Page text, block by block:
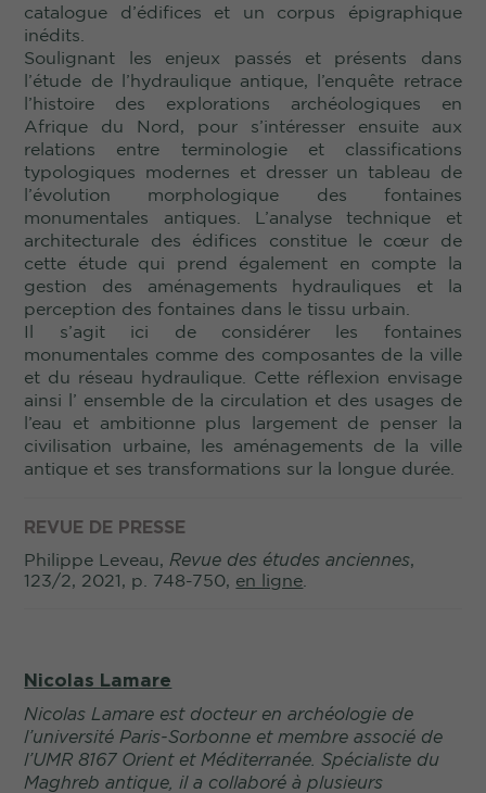
catalogue d’édifices et un corpus épigraphique
inédits.
Soulignant les enjeux passés et présents dans
l’étude de l’hydraulique antique, l’enquête retrace
l’histoire des explorations archéologiques en
Afrique du Nord, pour s’intéresser ensuite aux
relations entre terminologie et classifications
typologiques modernes et dresser un tableau de
l’évolution morphologique des fontaines
monumentales antiques. L’analyse technique et
architecturale des édifices constitue le cœur de
cette étude qui prend également en compte la
gestion des aménagements hydrauliques et la
perception des fontaines dans le tissu urbain.
Il s’agit ici de considérer les fontaines
monumentales comme des composantes de la ville
et du réseau hydraulique. Cette réflexion envisage
ainsi l’ ensemble de la circulation et des usages de
l’eau et ambitionne plus largement de penser la
civilisation urbaine, les aménagements de la ville
antique et ses transformations sur la longue durée.
REVUE DE PRESSE
Philippe Leveau, Revue des études anciennes,
123/2, 2021, p. 748-750, en ligne
Nicolas Lamare
Nicolas Lamare est docteur en archéologie de
l’université Paris-Sorbonne et membre associé de
l’UMR 8167 Orient et Méditerranée. Spécialiste du
Maghreb antique, il a collaboré à plusieurs